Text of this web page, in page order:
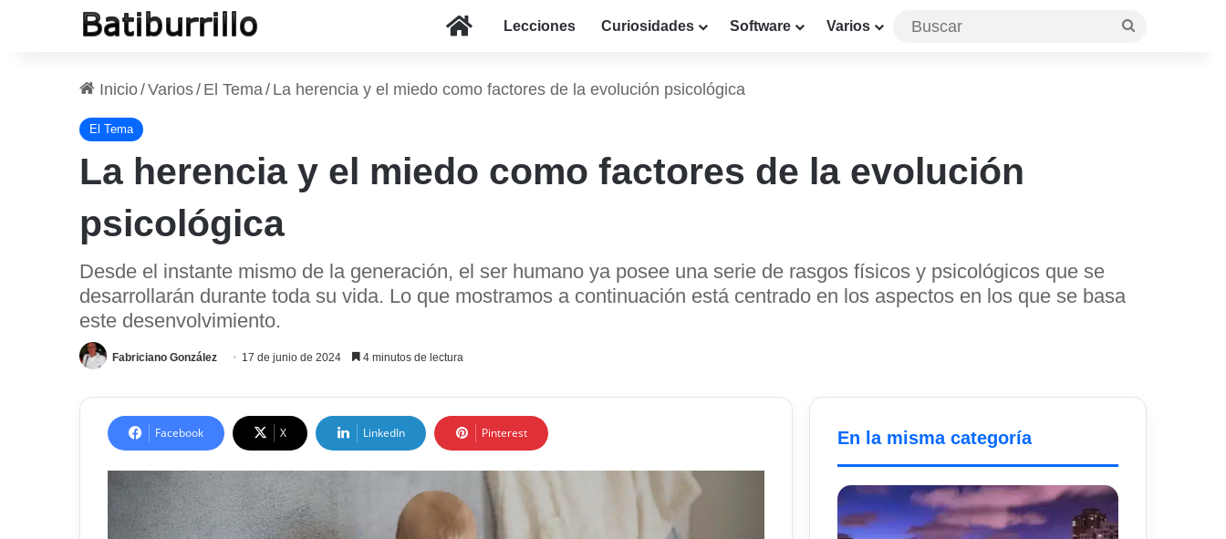
InicioLecciones Curiosidades Software Varios
Inicio/Varios/ El Tema/ La herencia y el miedo como factores de la evolución psicológica
El Tema
La herencia y el miedo como factores de la evolución
psicológica
Desde el instante mismo de la generación, el ser humano ya posee una serie de rasgos físicos y psicológicos que se
desarrollarán durante toda su vida. Lo que mostramos a continuación está centrado en los aspectos en los que se basa
este desenvolvimiento.
Fabriciano González 17 de junio de 2024 4 minutos de lectura
Facebook X LinkedIn Pinterest En la misma categoría